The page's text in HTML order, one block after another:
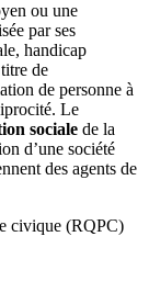
ou une
par ses
handicap
de
de personne à
Le
sociale de la
d’une société
des agents de
civique (RQPC)